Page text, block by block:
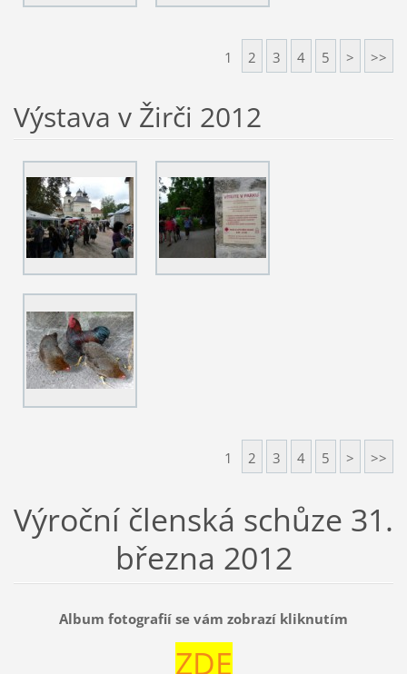
1 2 3 4 5 > >>
Výstava v Žirči 2012
1 2 3 4 5 > >>
Výroční členská schůze 31.
března 2012
Album fotografií se vám zobrazí kliknutím
ZDE